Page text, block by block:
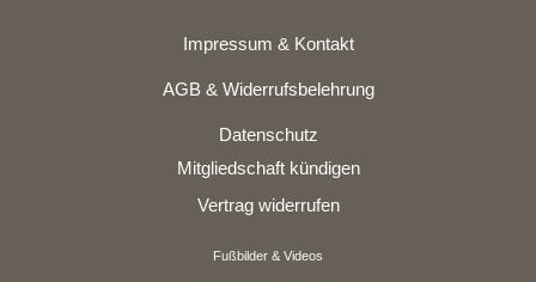
Impressum & Kontakt
AGB & Widerrufsbelehrung
Datenschutz
Mitgliedschaft kündigen
Vertrag widerrufen
Fußbilder & Videos